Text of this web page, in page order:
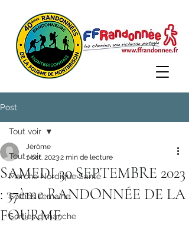
Post
Tout voir
Marche Nordique Santé
Sorties semaine
Sorties dimanche
Tout voir
SAMEDI 30 SEPTEMBRE 2023
: 37ème RANDONNÉE DE LA
FOURME
Jérôme
1 oct. 20232 min de lecture